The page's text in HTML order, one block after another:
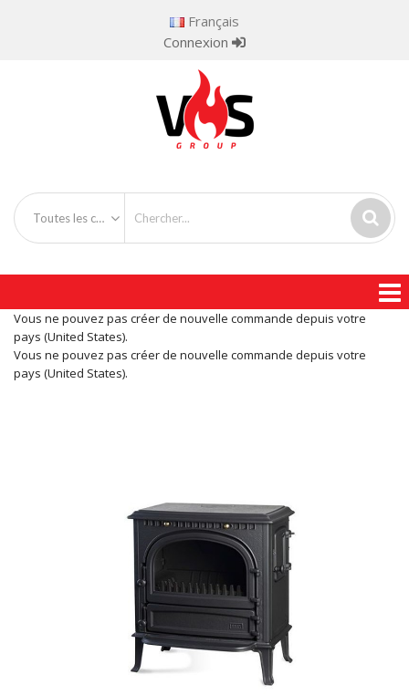
Français
Connexion
Toutes les catégories
Vous ne pouvez pas créer de nouvelle commande depuis votre
pays (United States).
Vous ne pouvez pas créer de nouvelle commande depuis votre
pays (United States).